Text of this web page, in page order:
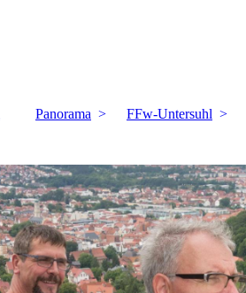
Panorama FFw-Untersuhl